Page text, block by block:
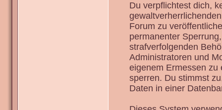
Du verpflichtest dich,
Forum zu
permanenter
strafverfolgenden
Administratoren und
eigenem Ermessen zu
sperren. Du stimmst
Daten in einer